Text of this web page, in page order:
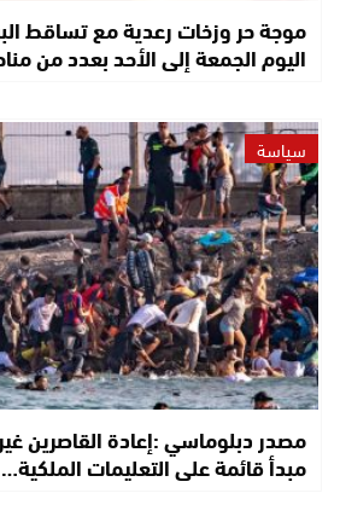
موجة حر وزخات رعدية مع تساقط
اليوم الجمعة إلى الأحد بعدد من
سياسة
مصدر دبلوماسي :إعادة القاصرين
مبدأ قائمة على التعليمات الملكية…